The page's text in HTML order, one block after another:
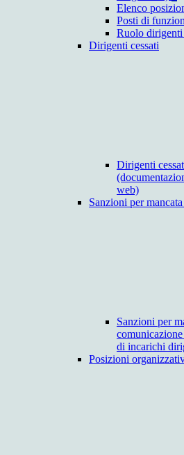
Elenco
Posti di
Ruolo dirigenti
Dirigenti cessati
Dirigenti
web)
Sanzioni per
Sanzioni per
di incarichi
Posizioni